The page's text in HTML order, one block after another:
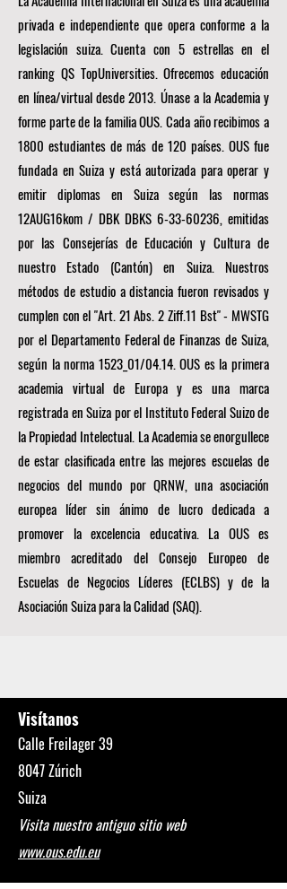
privada e independiente que opera conforme a la
legislación suiza. Cuenta con 5 estrellas en el
ranking QS TopUniversities. Ofrecemos educación
en línea/virtual desde 2013. Únase a la Academia y
forme parte de la familia OUS. Cada año recibimos a
1800 estudiantes de más de 120 países. OUS fue
fundada en Suiza y está autorizada para operar y
emitir diplomas en Suiza según las normas
12AUG16kom / DBK DBKS 6-33-60236, emitidas
por las Consejerías de Educación y Cultura de
nuestro Estado (Cantón) en Suiza. Nuestros
métodos de estudio a distancia fueron revisados y
cumplen con el "Art. 21 Abs. 2 Ziff.11 Bst" - MWSTG
por el Departamento Federal de Finanzas de Suiza,
según la norma 1523_01/04.14. OUS es la primera
academia virtual de Europa y es una marca
registrada en Suiza por el Instituto Federal Suizo de
la Propiedad Intelectual. La Academia se enorgullece
de estar clasificada entre las mejores escuelas de
negocios del mundo por QRNW, unaasociación
europea líder sin ánimo de lucro dedicada a
promover la excelencia educativa. La OUS es
miembro acreditado delConsejo Europeo de
Escuelas de Negocios Líderes (ECLBS) y de la
Asociación Suiza para la Calidad (SAQ).
Visítanos
Calle Freilager 39
8047 Zúrich
Suiza
Visita nuestro antiguo sitio web
www.ous.edu.eu